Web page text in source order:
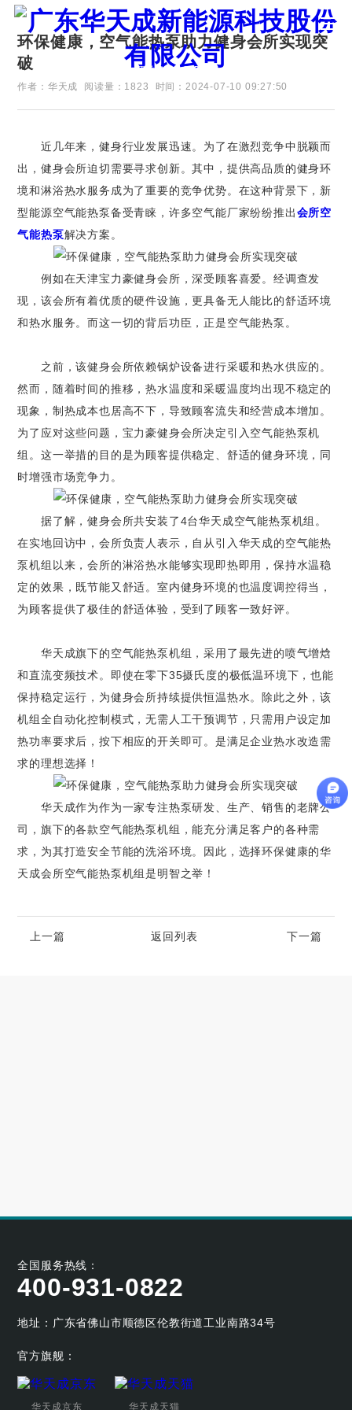
证券代码：835751
环保健康，空气能热泵助力健身会所实现突
破
作者：华天成 阅读量：1823 时间：2024-07-10 09:27:50
近几年来，健身行业发展迅速。为了在激烈竞争中脱颖而
出，健身会所迫切需要寻求创新。其中，提供高品质的健身环
境和淋浴热水服务成为了重要的竞争优势。在这种背景下，新
型能源空气能热泵备受青睐，许多空气能厂家纷纷推出会所空
气能热泵解决方案。
例如在天津宝力豪健身会所，深受顾客喜爱。经调查发
现，该会所有着优质的硬件设施，更具备无人能比的舒适环境
和热水服务。而这一切的背后功臣，正是空气能热泵。
之前，该健身会所依赖锅炉设备进行采暖和热水供应的。
然而，随着时间的推移，热水温度和采暖温度均出现不稳定的
现象，制热成本也居高不下，导致顾客流失和经营成本增加。
为了应对这些问题，宝力豪健身会所决定引入空气能热泵机
组。这一举措的目的是为顾客提供稳定、舒适的健身环境，同
时增强市场竞争力。
据了解，健身会所共安装了4台华天成空气能热泵机组。
在实地回访中，会所负责人表示，自从引入华天成的空气能热
泵机组以来，会所的淋浴热水能够实现即热即用，保持水温稳
定的效果，既节能又舒适。室内健身环境的也温度调控得当，
为顾客提供了极佳的舒适体验，受到了顾客一致好评。
华天成旗下的空气能热泵机组，采用了最先进的喷气增焓
和直流变频技术。即使在零下35摄氏度的极低温环境下，也能
保持稳定运行，为健身会所持续提供恒温热水。除此之外，该
机组全自动化控制模式，无需人工干预调节，只需用户设定加
热功率要求后，按下相应的开关即可。是满足企业热水改造需
求的理想选择！
华天成作为作为一家专注热泵研发、生产、销售的老牌公
司，旗下的各款空气能热泵机组，能充分满足客户的各种需
求，为其打造安全节能的洗浴环境。因此，选择环保健康的华
天成会所空气能热泵机组是明智之举！
上一篇 返回列表 下一篇
全国服务热线：
400-931-0822
地址：广东省佛山市顺德区伦教街道工业南路34号
官方旗舰：
华天成京东 华天成天猫